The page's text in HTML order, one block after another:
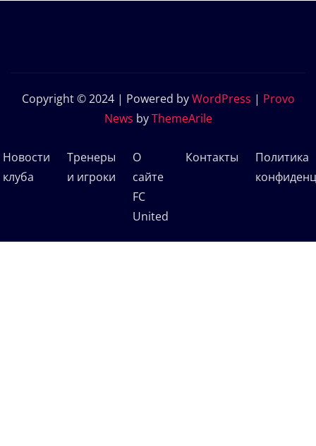
Copyright © 2024 | Powered byWordPress | Provo
News byThemeArile
Новости
клуба
Тренеры
и игроки
О
сайте
FC
United
Контакты
Политика